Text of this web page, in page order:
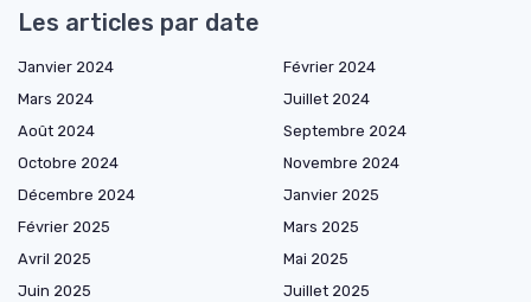
Les articles par date
Janvier 2024
Février 2024
Mars 2024
Juillet 2024
Août 2024
Septembre 2024
Octobre 2024
Novembre 2024
Décembre 2024
Janvier 2025
Février 2025
Mars 2025
Avril 2025
Mai 2025
Juin 2025
Juillet 2025